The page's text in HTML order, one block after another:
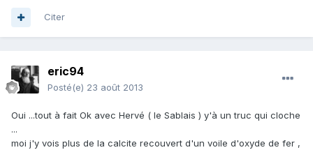
Citer
eric94
Posté(e) 23 août 2013
Oui ...tout à fait Ok avec Hervé ( le Sablais ) y'à un truc qui cloche
...
moi j'y vois plus de la calcite recouvert d'un voile d'oxyde de fer ,